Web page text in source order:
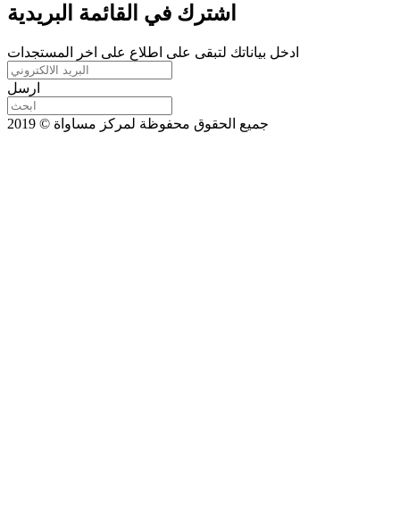
اشترك في القائمة البريدية
ادخل بياناتك لتبقى على اطلاع على اخر المستجدات
ارسل
جميع الحقوق محفوظة لمركز مساواة © 2019